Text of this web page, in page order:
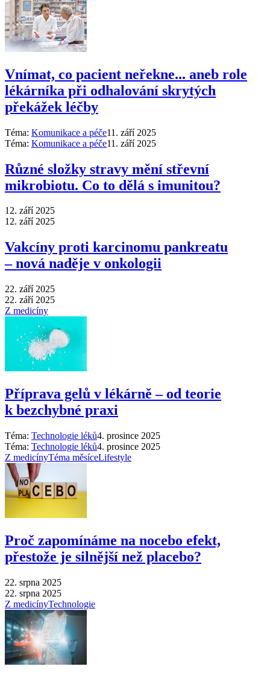
Vnímat, co pacient neřekne... aneb role
lékárníka při odhalování skrytých
překážek léčby
Téma: Komunikace a péče11. září 2025
Téma: Komunikace a péče11. září 2025
Různé složky stravy mění střevní
mikrobiotu. Co to dělá s imunitou?
12. září 2025
12. září 2025
Vakcíny proti karcinomu pankreatu
–⁠ nová naděje v onkologii
22. září 2025
22. září 2025
Z medicíny
Příprava gelů v lékárně –⁠ od teorie
k bezchybné praxi
Téma: Technologie léků4. prosince 2025
Téma: Technologie léků4. prosince 2025
Z medicínyTéma měsíceLifestyle
Proč zapomínáme na nocebo efekt,
přestože je silnější než placebo?
22. srpna 2025
22. srpna 2025
Z medicínyTechnologie